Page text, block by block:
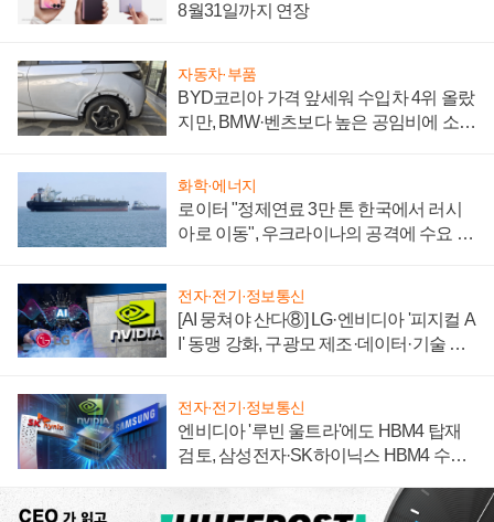
8월31일까지 연장
자동차·부품
BYD코리아 가격 앞세워 수입차 4위 올랐
지만, BMW·벤츠보다 높은 공임비에 소비
화학·에너지
로이터 "정제연료 3만 톤 한국에서 러시
아로 이동", 우크라이나의 공격에 수요 늘
전자·전기·정보통신
[AI 뭉쳐야 산다⑧] LG·엔비디아 '피지컬 A
I' 동맹 강화, 구광모 제조·데이터·기술 결
전자·전기·정보통신
엔비디아 '루빈 울트라'에도 HBM4 탑재
검토, 삼성전자·SK하이닉스 HBM4 수율